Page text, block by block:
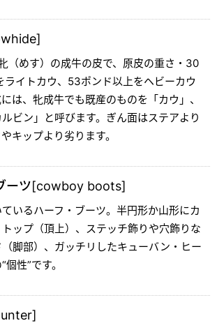
（めす）の成牛の皮で、原皮の重さ・30
イトカウ、53ポンド以上をヘビーカウ
は、牝成牛でも既産のものを「カウ」、
ビン」と呼びます。ぎん面はステアより
キップより劣ります。
ーツ[cowboy boots]
いるハーフ・ブーツ。半円形か山形にカ
ップ（頂上）、ステッチ飾りや穴飾りな
脚部）、ガッチリしたキューバン・ヒー
性”です。